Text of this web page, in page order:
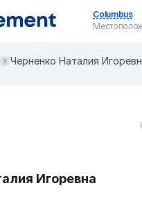
Columbus
Черненко Наталия
Игоревна